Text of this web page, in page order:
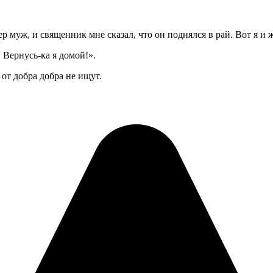
и священник мне сказал, что он поднялся в рай. Вот я и
ка я домой!».
добра добра не ищут.